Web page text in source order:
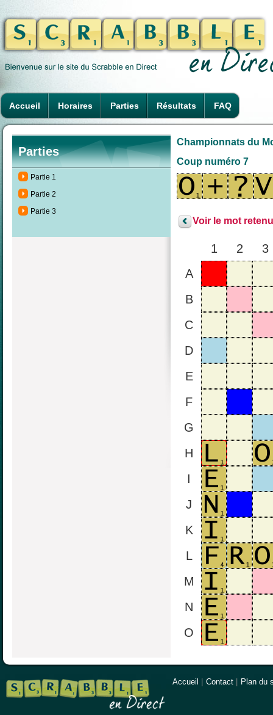
Accueil Horaires Parties Résultats FAQ
Parties
Partie 1
Partie 2
Partie 3
Championnats du
Coup numéro 7
Voir le mot
1 2
3
A
B
C
D
E
F
G
H
I
J
K
L
M
N
O
Accueil Contact Plan du